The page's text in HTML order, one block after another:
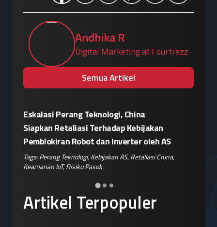
Andhika R
Digital Marketing at Fourtrezz
Semua Artikel
Artikel Terpopuler
Eskalasi Perang Teknologi, China
Siapkan Retaliasi Terhadap Kebijakan
Pemblokiran Robot dan Inverter oleh AS
Tags:Perang Teknologi,Kebijakan AS,Retaliasi China,
Keamanan IoT,Risiko Pasok